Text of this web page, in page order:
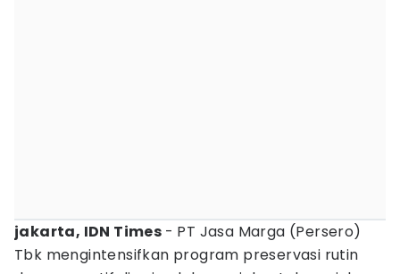
jakarta, IDN Times - PT Jasa Marga (Persero)
Tbk mengintensifkan program preservasi rutin